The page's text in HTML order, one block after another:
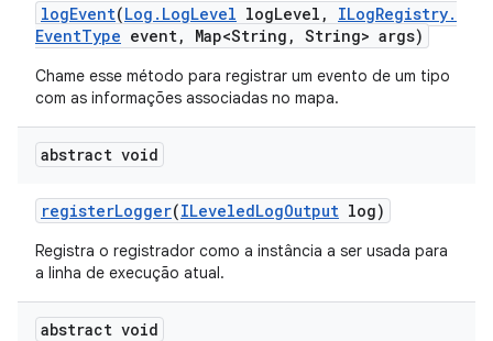
logEvent(Log . LogLevel logLevel , ILogRegistry.
EventType event, Map<String , String> args)
Chame esse método para registrar um evento de um tipo
com as informações associadas no mapa.
abstract void
registerLogger(ILeveledLogOutput log)
Registra o registrador como a instância a ser usada para
a linha de execução atual.
abstract void